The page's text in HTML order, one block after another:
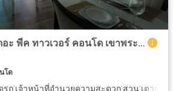
ห้องพร้อมวิวทะเล เดอะ พีค ทาวเวอร์ คอนโด เขาพระตำหนัก ขายพร้อมเข้าอยู่
โด
รถ·เจ้าหน้าที่อำนวยความสะดวก·สวน·เตาย่าง